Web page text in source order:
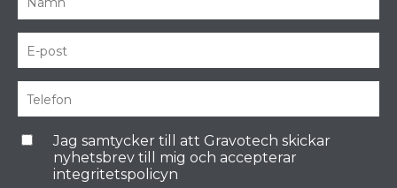
Jag samtycker till att Gravotech skickar
nyhetsbrev till mig och accepterar
integritetspolicyn